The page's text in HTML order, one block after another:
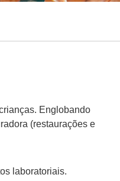
Englobando
(restaurações e
laboratoriais.